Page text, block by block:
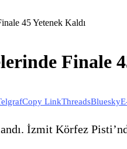
45 Yetenek Kaldı
Finale
Copy LinkThreadsBluesky
İzmit Körfez